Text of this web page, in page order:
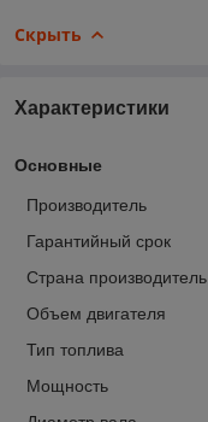
Скрыть
Характеристики
Основные
Производитель
Гарантийный срок
Страна производитель
Объем двигателя
Тип топлива
Мощность